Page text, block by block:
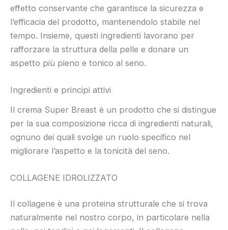
effetto conservante che garantisce la sicurezza e
l’efficacia del prodotto, mantenendolo stabile nel
tempo. Insieme, questi ingredienti lavorano per
rafforzare la struttura della pelle e donare un
aspetto più pieno e tonico al seno.
Ingredienti e principi attivi
Il crema Super Breast è un prodotto che si distingue
per la sua composizione ricca di ingredienti naturali,
ognuno dei quali svolge un ruolo specifico nel
migliorare l’aspetto e la tonicità del seno.
COLLAGENE IDROLIZZATO
Il collagene è una proteina strutturale che si trova
naturalmente nel nostro corpo, in particolare nella